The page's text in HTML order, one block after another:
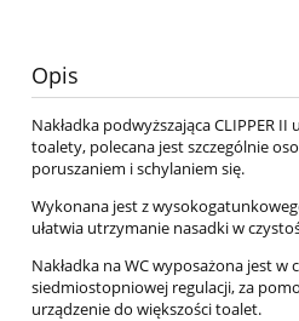
Opis
Nakładka podwyższająca CLIPPER
toalety, polecana jest szczególnie
poruszaniem i schylaniem się.
Wykonana jest z
ułatwia utrzymanie nasadki w
Nakładka na WC wyposażona jest w
siedmiostopniowej regulacji, za
urządzenie do większości toalet.